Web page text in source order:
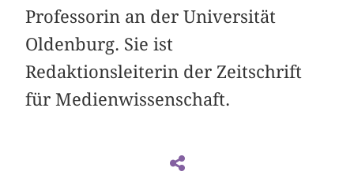
Professorin an der Universität
Oldenburg. Sie ist
Redaktionsleiterin der Zeitschrift
für Medienwissenschaft.